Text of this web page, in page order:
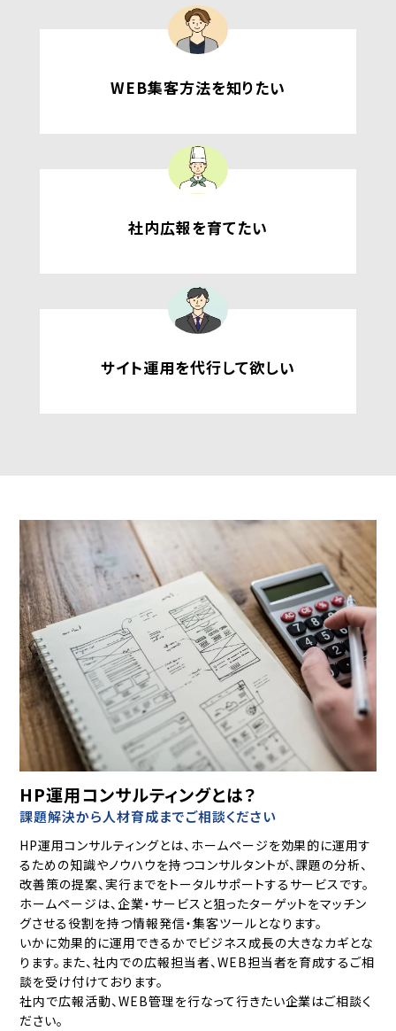
WEB集客方法を知りたい
社内広報を育てたい
サイト運用を代行して欲しい
HP運用コンサルティングとは？
課題解決から人材育成までご相談ください
HP運用コンサルティングとは、ホームページを効果的に運用す
るための知識やノウハウを持つコンサルタントが、課題の分析、
改善策の提案、実行までをトータルサポートするサービスです。
ホームページは、企業・サービスと狙ったターゲットをマッチン
グさせる役割を持つ情報発信・集客ツールとなります。
いかに効果的に運用できるかでビジネス成長の大きなカギとな
ります。また、社内での広報担当者、WEB担当者を育成するご相
談を受け付けております。
社内で広報活動、WEB管理を行なって行きたい企業はご相談く
ださい。